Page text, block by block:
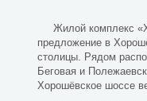
Жилой комплекс
предложение в
столицы. Рядом
Беговая и
Хорошёвское шоссе